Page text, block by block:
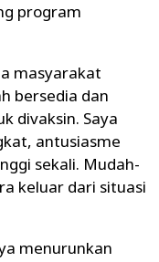
program
masyarakat
bersedia dan
divaksin. Saya
antusiasme
sekali. Mudah-
keluar dari situasi
menurunkan